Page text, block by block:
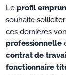
Le profil
souhaite
ces dernières
professionnelle
contrat de
fonctionnaire